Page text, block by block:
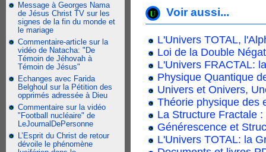
Message à Georges Nama
de Jésus Christ TV sur les
signes de la fin du monde et
le mariage
Commentaire-article sur la
vidéo de Natacha: "De
Témoin de Jéhovah à
Témoin de Jésus"
Echanges avec Farida
Belghoul sur la Pétition des
opprimés adressée à Dieu
Commentaire sur la vidéo
"Football nucléaire" de
LeJournalDePersonne
L’Esprit du Christ de retour
dévoile le phénomène
Voir aussi...
L'Univers TOTAL,
Loi de la Double
L'Univers FRACTAL:
Physique Quantique
Univers et Onivers,
Théorie physique des
La Structure Fractale
Générescence et
L'Univers TOTAL: la